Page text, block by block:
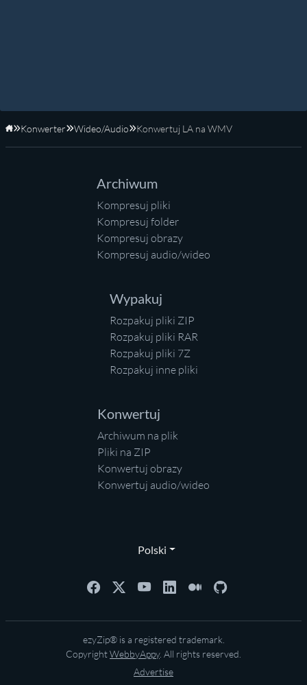
Strona główna
Konwerter Wideo/Audio Konwertuj LA na WMV
Archiwum
Kompresuj pliki
Kompresuj folder
Kompresuj obrazy
Kompresuj audio/wideo
Wypakuj
Rozpakuj pliki ZIP
Rozpakuj pliki RAR
Rozpakuj pliki 7Z
Rozpakuj inne pliki
Konwertuj
Archiwum na plik
Pliki na ZIP
Konwertuj obrazy
Konwertuj audio/wideo
Polski
ezyZip® is a registered trademark.
CopyrightWebbyAppy. All rights reserved.
Advertise